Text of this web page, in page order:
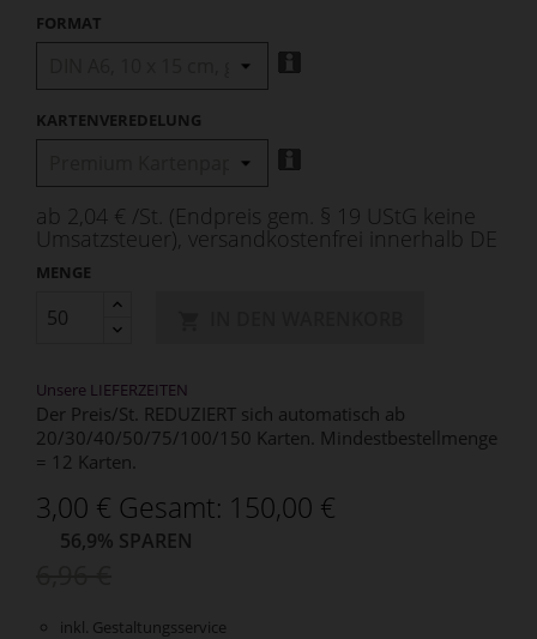
FORMAT
KARTENVEREDELUNG
ab 2,04 € /St. (Endpreis gem. § 19 UStG keine
Umsatzsteuer), versandkostenfrei innerhalb DE
MENGE
Unsere LIEFERZEITEN
Der Preis/St. REDUZIERT sich automatisch ab
20/30/40/50/75/100/150 Karten. Mindestbestellmenge
= 12 Karten.
3,00 € Gesamt: 150,00 €
56,9% SPAREN
inkl. Gestaltungsservice